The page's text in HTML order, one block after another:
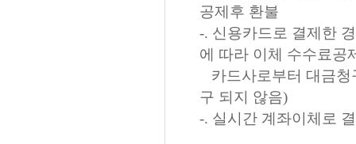
공제후 환불
-. 신용카드로 결제한
에 따라 이체 수수료공
카드사로부터 대금청
구 되지 않음)
-. 실시간 계좌이체로